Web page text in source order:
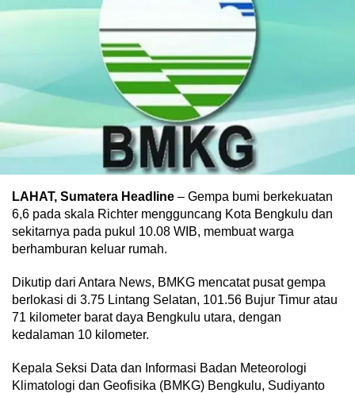
LAHAT, Sumatera Headline – Gempa bumi berkekuatan
6,6 pada skala Richter mengguncang Kota Bengkulu dan
sekitarnya pada pukul 10.08 WIB, membuat warga
berhamburan keluar rumah.
Dikutip dari Antara News, BMKG mencatat pusat gempa
berlokasi di 3.75 Lintang Selatan, 101.56 Bujur Timur atau
71 kilometer barat daya Bengkulu utara, dengan
kedalaman 10 kilometer.
Kepala Seksi Data dan Informasi Badan Meteorologi
Klimatologi dan Geofisika (BMKG) Bengkulu, Sudiyanto